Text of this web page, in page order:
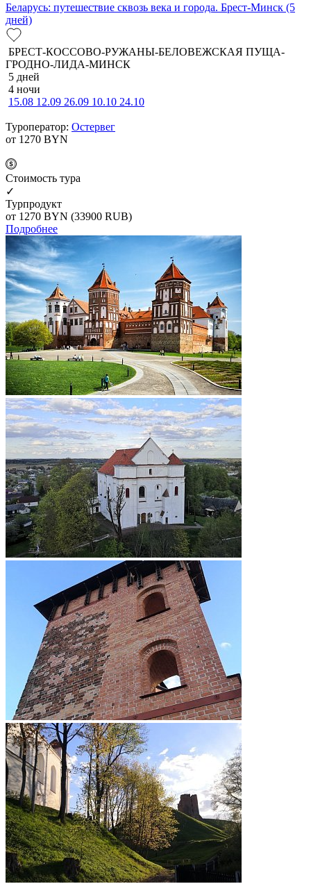
Беларусь: путешествие сквозь века и города. Брест-Минск (5
дней)
БРЕСТ-КОССОВО-РУЖАНЫ-БЕЛОВЕЖСКАЯ ПУЩА-
ГРОДНО-ЛИДА-МИНСК
5 дней
4 ночи
15.08 12.09 26.09 10.10 24.10
Туроператор: Остервег
от 1270 BYN
Cтоимость тура
✓
Турпродукт
от 1270 BYN (33900 RUB)
Подробнее